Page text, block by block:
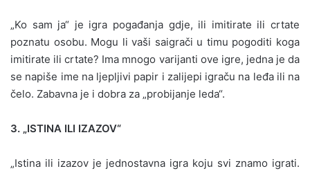
„Ko sam ja“ je igra pogađanja gdje, ili imitirate ili crtate
poznatu osobu. Mogu li vaši saigrači u timu pogoditi koga
imitirate ili crtate? Ima mnogo varijanti ove igre, jedna je da
se napiše ime na ljepljivi papir i zalijepi igraču na leđa ili na
čelo. Zabavna je i dobra za „probijanje leda“.
3. „ISTINA ILI IZAZOV“
„Istina ili izazov je jednostavna igra koju svi znamo igrati.